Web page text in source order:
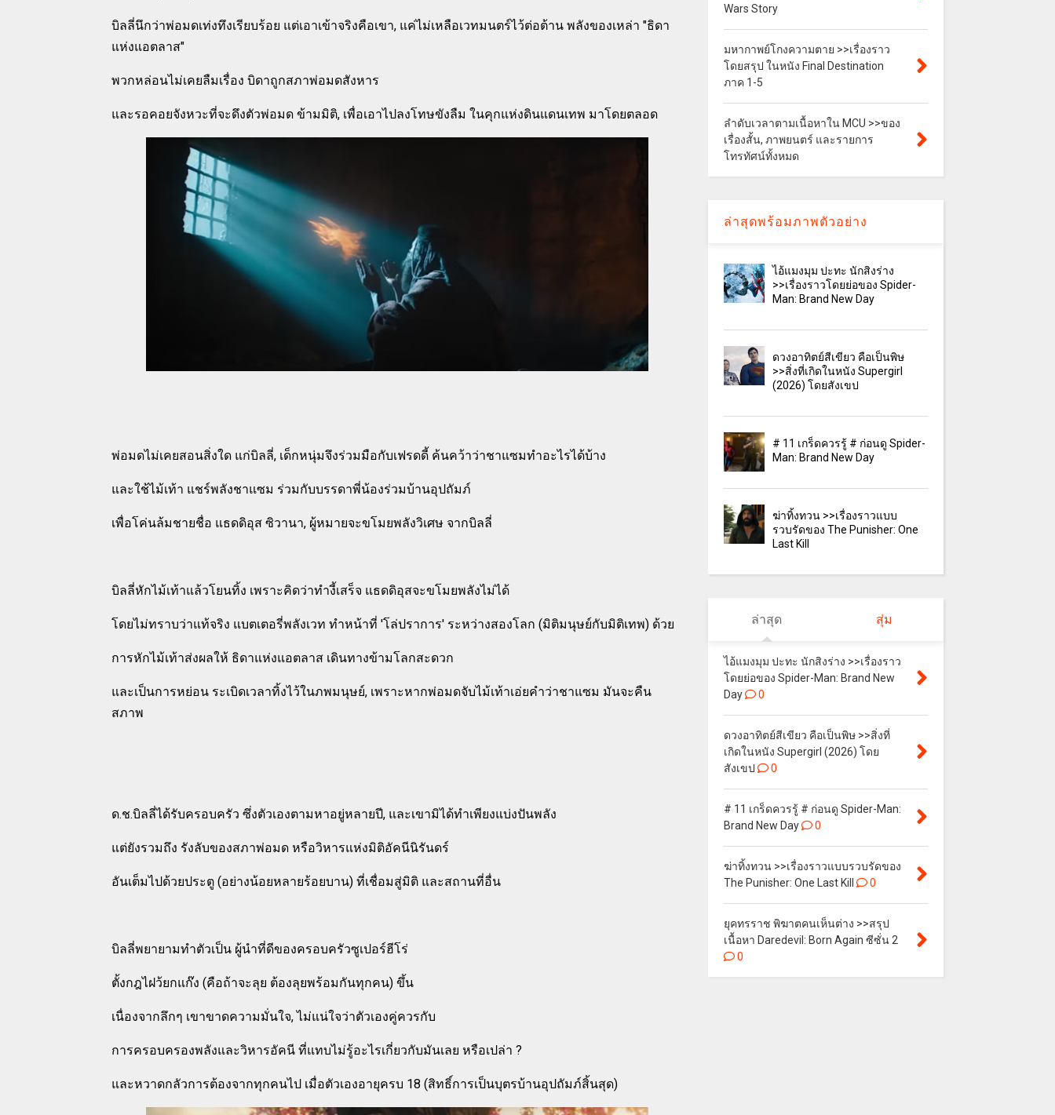
บิลลี่นึกว่าพ่อมดเท่งทึงเรียบร้อย แต่เอาเข้าจริงคือเขา, แค่ไม่เหลือเวทมนตร์ไว้ต่อต้าน พลังของเหล่า "ธิดา
แห่งแอตลาส"
พวกหล่อนไม่เคยลืมเรื่อง บิดาถูกสภาพ่อมดสังหาร
และรอคอยจังหวะที่จะดึงตัวพ่อมด ข้ามมิติ, เพื่อเอาไปลงโทษขังลืม ในคุกแห่งดินแดนเทพ มาโดยตลอด
พ่อมดไม่เคยสอนสิ่งใด แก่บิลลี่, เด็กหนุ่มจึงร่วมมือกับเฟรดดี้ ค้นคว้าว่าชาแซมทำอะไรได้บ้าง
และใช้ไม้เท้า แชร์พลังชาแซม ร่วมกับบรรดาพี่น้องร่วมบ้านอุปถัมภ์
เพื่อโค่นล้มชายชื่อ แธดดิอุส ซิวานา, ผู้หมายจะขโมยพลังวิเศษ จากบิลลี่
บิลลี่หักไม้เท้าแล้วโยนทิ้ง เพราะคิดว่าทำงี้เสร็จ แธดดิอุสจะขโมยพลังไม่ได้
โดยไม่ทราบว่าแท้จริง แบตเตอรี่พลังเวท ทำหน้าที่ 'โล่ปราการ' ระหว่างสองโลก (มิติมนุษย์กับมิติเทพ) ด้วย
การหักไม้เท้าส่งผลให้ ธิดาแห่งแอตลาส เดินทางข้ามโลกสะดวก
และเป็นการหย่อน ระเบิดเวลาทิ้งไว้ในภพมนุษย์, เพราะหากพ่อมดจับไม้เท้าเอ่ยคำว่าชาแซม มันจะคืน
สภาพ
ด.ช.บิลลี่ได้รับครอบครัว ซึ่งตัวเองตามหาอยู่หลายปี, และเขามิได้ทำเพียงแบ่งปันพลัง
แต่ยังรวมถึง รังลับของสภาพ่อมด หรือวิหารแห่งมิติอัคนีนิรันดร์
อันเต็มไปด้วยประตู (อย่างน้อยหลายร้อยบาน) ที่เชื่อมสู่มิติ และสถานที่อื่น
บิลลี่พยายามทำตัวเป็น ผู้นำที่ดีของครอบครัวซูเปอร์ฮีโร่
ตั้งกฎไฝว้ยกแก๊ง (คือถ้าจะลุย ต้องลุยพร้อมกันทุกคน) ขึ้น
เนื่องจากลึกๆ เขาขาดความมั่นใจ, ไม่แน่ใจว่าตัวเองคู่ควรกับ
การครอบครองพลังและวิหารอัคนี ที่แทบไม่รู้อะไรเกี่ยวกับมันเลย หรือเปล่า ?
และหวาดกลัวการต้องจากทุกคนไป เมื่อตัวเองอายุครบ 18 (สิทธิ์การเป็นบุตรบ้านอุปถัมภ์สิ้นสุด)
Wars Story
มหากาพย์โกงความตาย >>เรื่องราว
โดยสรุป ในหนัง Final Destination
ภาค 1-5
ลำดับเวลาตามเนื้อหาใน MCU >>ของ
เรื่องสั้น, ภาพยนตร์ และรายการ
โทรทัศน์ทั้งหมด
ล่าสุดพร้อมภาพตัวอย่าง
ไอ้แมงมุม ปะทะ นักสิงร่าง
>>เรื่องราวโดยย่อของ Spider-
Man: Brand New Day
ดวงอาทิตย์สีเขียว คือเป็นพิษ
>>สิ่งที่เกิดในหนัง Supergirl
(2026) โดยสังเขป
# 11 เกร็ดควรรู้ # ก่อนดู Spider-
Man: Brand New Day
ฆ่าทิ้งทวน >>เรื่องราวแบบ
รวบรัดของ The Punisher: One
Last Kill
ล่าสุด สุ่ม
ไอ้แมงมุม ปะทะ นักสิงร่าง >>เรื่องราว
โดยย่อของ Spider-Man: Brand New
Day
0
ดวงอาทิตย์สีเขียว คือเป็นพิษ >>สิ่งที่
เกิดในหนัง Supergirl (2026) โดย
สังเขป
0
# 11 เกร็ดควรรู้ # ก่อนดู Spider-Man:
Brand New Day
0
ฆ่าทิ้งทวน >>เรื่องราวแบบรวบรัดของ
The Punisher: One Last Kill
0
ยุคทรราช พิฆาตคนเห็นต่าง >>สรุป
เนื้อหา Daredevil: Born Again ซีซั่น 2
0